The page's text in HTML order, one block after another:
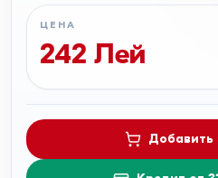
ЦЕНА
242 Лей
Добавить